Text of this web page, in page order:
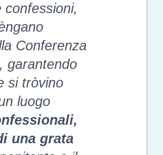
confessioni,
Conferenza
garantendo
si tròvino
luogo
una grata